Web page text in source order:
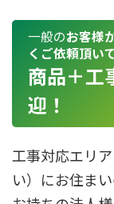
一般のお客様
くご依頼頂い
商品＋工
迎！
工事対応エリ
い）にお住ま